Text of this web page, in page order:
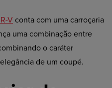
V conta com uma carroçaria
uma combinação entre
o caráter
de um coupé.